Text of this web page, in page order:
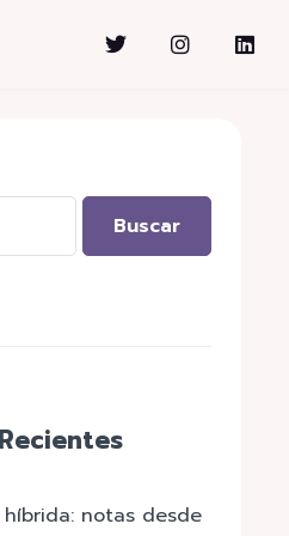
Buscar
híbrida: notas desde